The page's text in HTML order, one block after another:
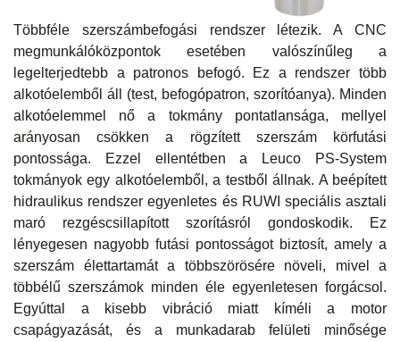
Többféle szerszámbefogási rendszer létezik. A CNC
megmunkálóközpontok esetében valószínűleg a
legelterjedtebb a patronos befogó. Ez a rendszer több
alkotóelemből áll (test, befogópatron, szorítóanya). Minden
alkotóelemmel nő a tokmány pontatlansága, mellyel
arányosan csökken a rögzített szerszám körfutási
pontossága. Ezzel ellentétben a Leuco PS-System
tokmányok egy alkotóelemből, a testből állnak. A beépített
hidraulikus rendszer egyenletes és RUWI speciális asztali
maró rezgéscsillapított szorításról gondoskodik. Ez
lényegesen nagyobb futási pontosságot biztosít, amely a
szerszám élettartamát a többszörösére növeli, mivel a
többélű szerszámok minden éle egyenletesen forgácsol.
Egyúttal a kisebb vibráció miatt kíméli a motor
csapágyazását, és a munkadarab felületi minősége